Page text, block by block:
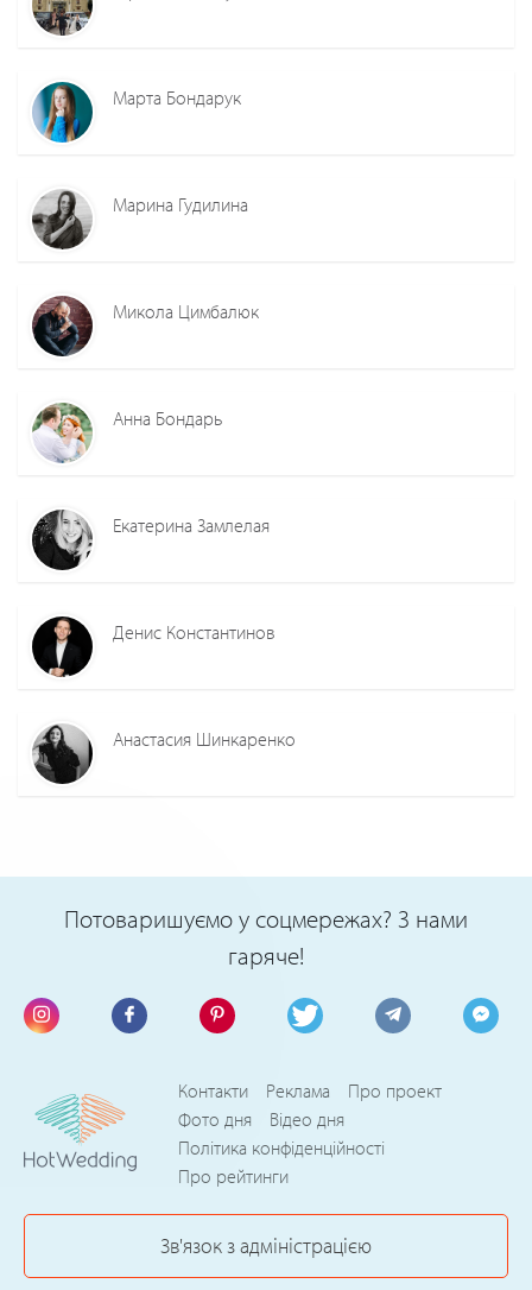
Марта Бондарук
Марина Гудилина
Микола Цимбалюк
Анна Бондарь
Екатерина Замлелая
Денис Константинов
Анастасия Шинкаренко
Потоваришуємо у соцмережах? З нами
гаряче!
Контакти Реклама
Про проект
Фото дня
Відео дня
Політика конфіденційності
Про рейтинги
Зв'язок з адміністрацією